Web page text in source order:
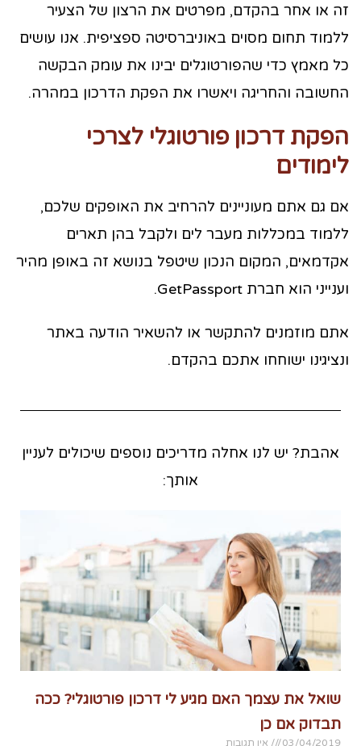
זה או אחר בהקדם, מפרטים את הרצון של הצעיר
ללמוד תחום מסוים באוניברסיטה ספציפית. אנו עושים
כל מאמץ כדי שהפורטוגלים יבינו את עומק הבקשה
החשובה והחריגה ויאשרו את הפקת הדרכון במהרה.
הפקת דרכון פורטוגלי לצרכי
לימודים
אם גם אתם מעוניינים להרחיב את האופקים שלכם,
ללמוד במכללות מעבר לים ולקבל בהן תארים
אקדמאים, המקום הנכון שיטפל בנושא זה באופן מהיר
וענייני הוא חברת GetPassport.
אתם מוזמנים להתקשר או להשאיר הודעה באתר
ונציגינו ישוחחו אתכם בהקדם.
אהבת? יש לנו אחלה מדריכים נוספים שיכולים לעניין
אותך:
שואל את עצמך האם מגיע לי דרכון פורטוגלי? ככה
תבדוק אם כן
03/04/2019 אין תגובות